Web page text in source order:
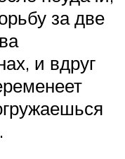
за две
и вдруг